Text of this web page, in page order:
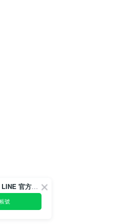
歡迎訂閱我們的 LINE 官方帳號
號